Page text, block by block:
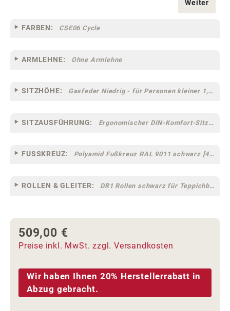
Weiter
FARBEN: CSE06 Cycle
ARMLEHNE: Ohne Armlehne
SITZHÖHE: Gasfeder Niedrig - für Personen kleiner 1,60 m
SITZAUSFÜHRUNG: Ergonomischer DIN-Komfort-Sitz [75]
FUSSKREUZ: Polyamid Fußkreuz RAL 9011 schwarz [44]
ROLLEN & GLEITER: DR1 Rollen schwarz für Teppichböden [10]
Regulärer Preis:
509,00 €
Preise inkl. MwSt. zzgl. Versandkosten
Wir haben Ihnen 20% Herstellerrabatt in
Abzug gebracht.